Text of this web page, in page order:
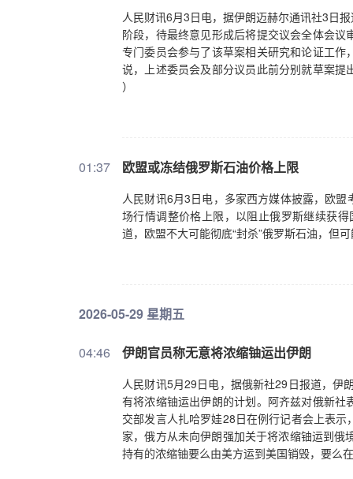
人民财讯6月3日电，据伊朗迈赫尔通讯社3日
阶段，待最终意见形成后将提交议会全体会
专门委员会参与了该草案相关研究和论证工
说，上述委员会及部分议员此前分别就草案
）
01:37 欧盟或冻结俄罗斯石油价格上限
人民财讯6月3日电，多家西方媒体披露，欧
场行情调整价格上限，以阻止俄罗斯继续获
道，欧盟不大可能彻底“封杀”俄罗斯石油，但
2026-05-29 星期五
04:46 伊朗官员称无意将浓缩铀运出伊朗
人民财讯5月29日电，据俄新社29日报道，伊
有将浓缩铀运出伊朗的计划。阿齐兹对俄新
交部发言人扎哈罗娃28日在例行记者会上表
家，俄方从未向伊朗强加关于将浓缩铀运到
持有的浓缩铀要么由美方运到美国销毁，要么